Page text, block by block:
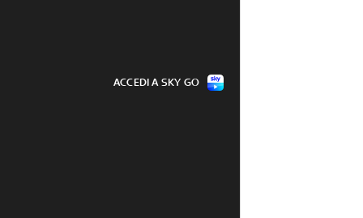
ACCEDI A SKY GO